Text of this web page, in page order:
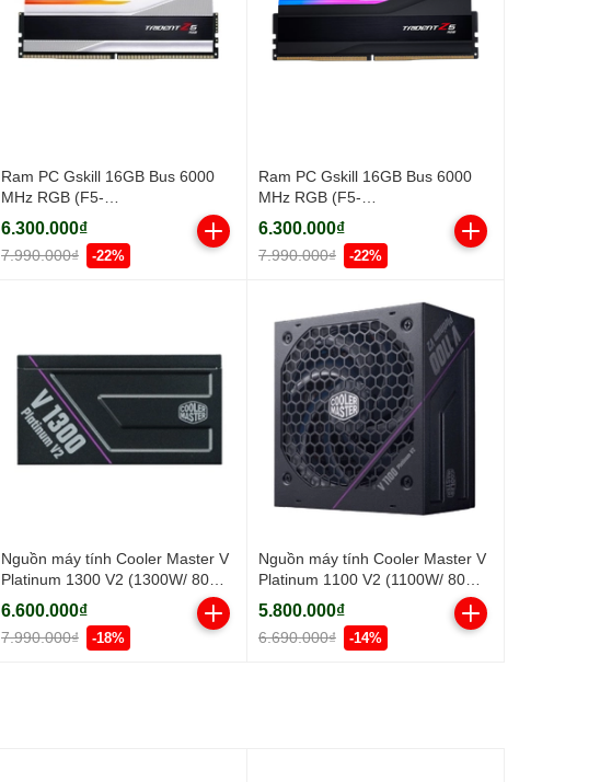
Ram PC Gskill 16GB Bus 6000
MHz RGB (F5-
6000J3636F16GX1-TZ5RS)
6.300.000₫
7.990.000₫ -22%
Ram PC Gskill 16GB Bus 6000
MHz RGB (F5-
6000J3636F16GX1-TZ5RK)
6.300.000₫
7.990.000₫ -22%
Nguồn máy tính Cooler Master V
Platinum 1300 V2 (1300W/ 80
Plus Platinum/ Full-Modular/ ATX/
Đen)
6.600.000₫
7.990.000₫ -18%
Nguồn máy tính Cooler Master V
Platinum 1100 V2 (1100W/ 80
Plus Platinum/ Full-Modular/ ATX/
Đen)
5.800.000₫
6.690.000₫ -14%